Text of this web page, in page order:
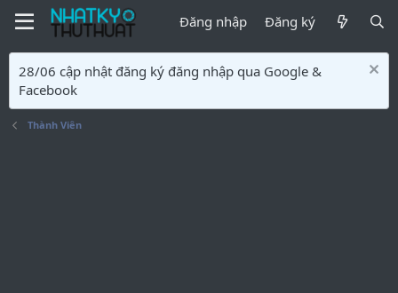
Đăng nhập Đăng ký
28/06 cập nhật đăng ký đăng nhập qua Google &
Facebook
Thành Viên